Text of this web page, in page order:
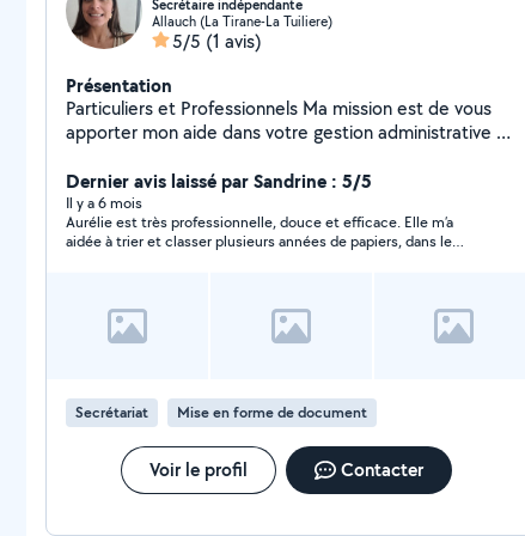
Secrétaire indépendante
Allauch (La Tirane-La Tuiliere)
5/5 (1 avis)
Présentation
Particuliers et Professionnels Ma mission est de vous
apporter mon aide dans votre gestion administrative et
pleinement à votre activité Gestion de mail et
d'appels, Saisie et mise en forme de document, Tri,
classement, numérisation, Saisie de CERFA, Pre-
compatbilité pour expert comptable, Suivi relation
impayés, Observation terrain confidentielle, Évaluation
de la qualité de service, ... N'hésitez pas à me
besoins.
Dernier avis laissé par Sandrine : 5/5
Il y a 6 mois
Aurélie est très professionnelle, douce et efficace. Elle m’a
aidée à trier et classer plusieurs années de papiers, dans le
Secrétariat Mise en forme de document
Voir le profil Contacter